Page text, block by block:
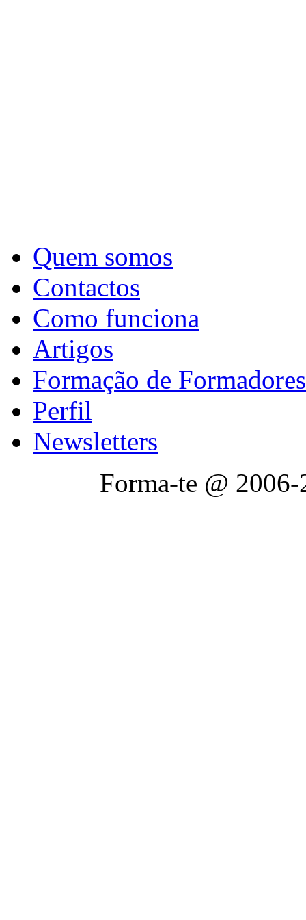
Quem somos
Contactos
Como funciona
Artigos
Formação de Formadores
Perfil
Newsletters
Forma-te @